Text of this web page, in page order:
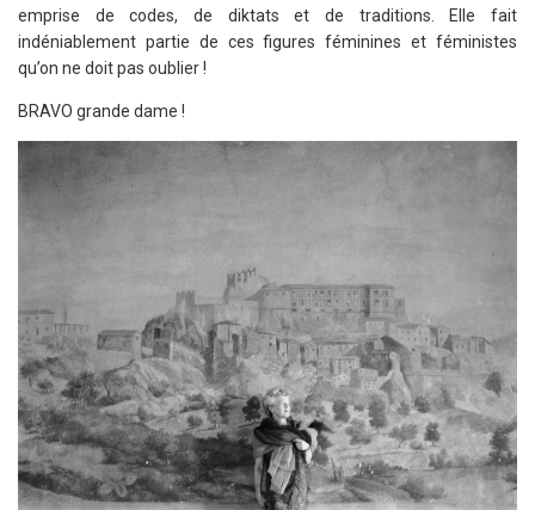
emprise de codes, de diktats et de traditions. Elle fait
indéniablement partie de ces figures féminines et féministes
qu’on ne doit pas oublier !
BRAVO grande dame !